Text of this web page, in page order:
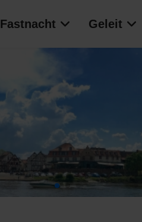
Fastnacht Geleit